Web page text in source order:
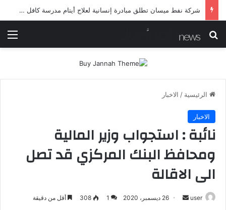
شرطة ميسان تلقي القبض على مطلقي العيارات النارية أثناء تشييع جنائزي في العمارة
بحث عن
الرئيسية / الاخبار
الاخبار
نائبة : استجواب وزير المالية
ومحافظ البنك المركزي قد تصل
الى الاقالة
user
أرسل 26 ديسمبر، 2020 1
308 أقل من دقيقة